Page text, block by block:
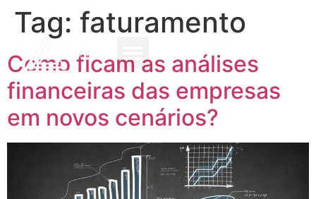
Tag: faturamento
Como ficam as análises
financeiras das empresas
em novos cenários?